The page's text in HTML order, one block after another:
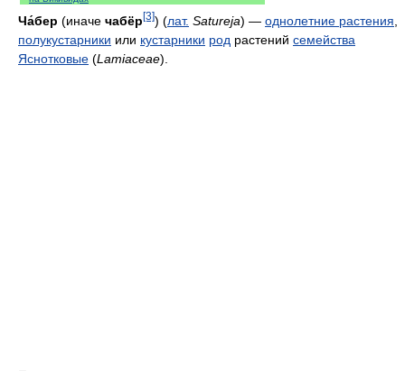
Ча́бер (иначе чабёр[3]) (лат. Satureja) — однолетние растения
полукустарники или кустарники род растений семейства
Яснотковые (Lamiaceae).